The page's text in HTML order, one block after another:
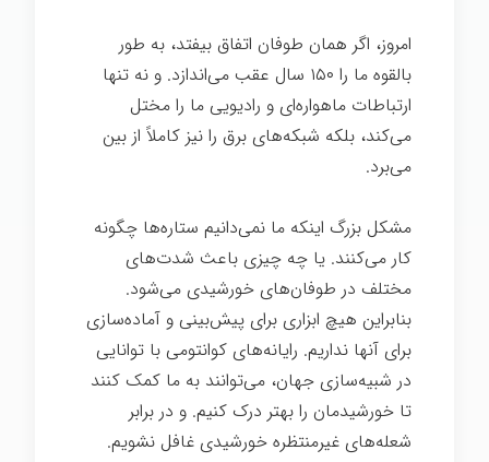
امروز، اگر همان طوفان اتفاق بیفتد، به طور
بالقوه ما را ۱۵۰ سال عقب می‌اندازد. و نه تنها
ارتباطات ماهواره‌ای و رادیویی ما را مختل
می‌کند، بلکه شبکه‌های برق را نیز کاملاً از بین
می‌برد.
مشکل بزرگ اینکه ما نمی‌دانیم ستاره‌ها چگونه
کار می‌کنند. یا چه چیزی باعث شدت‌های
مختلف در طوفان‌های خورشیدی می‌شود.
بنابراین هیچ ابزاری برای پیش‌بینی و آماده‌سازی
برای آنها نداریم. رایانه‌های کوانتومی با توانایی
در شبیه‌سازی جهان، می‌توانند به ما کمک کنند
تا خورشیدمان را بهتر درک کنیم. و در برابر
شعله‌های غیرمنتظره خورشیدی غافل نشویم.